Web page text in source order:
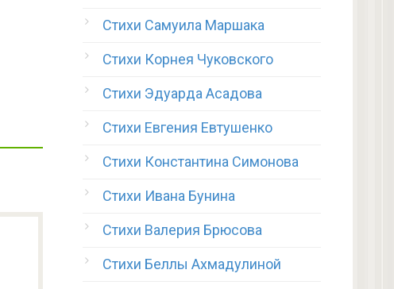
Стихи Самуила Маршака
Стихи Корнея Чуковского
Стихи Эдуарда Асадова
Стихи Евгения Евтушенко
Стихи Константина Симонова
Стихи Ивана Бунина
Стихи Валерия Брюсова
Стихи Беллы Ахмадулиной